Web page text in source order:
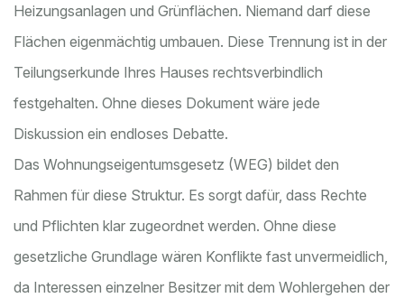
Heizungsanlagen und Grünflächen. Niemand darf diese
Flächen eigenmächtig umbauen. Diese Trennung ist in der
Teilungserkunde Ihres Hauses rechtsverbindlich
festgehalten. Ohne dieses Dokument wäre jede
Diskussion ein endloses Debatte.
Das Wohnungseigentumsgesetz (WEG) bildet den
Rahmen für diese Struktur. Es sorgt dafür, dass Rechte
und Pflichten klar zugeordnet werden. Ohne diese
gesetzliche Grundlage wären Konflikte fast unvermeidlich,
da Interessen einzelner Besitzer mit dem Wohlergehen der